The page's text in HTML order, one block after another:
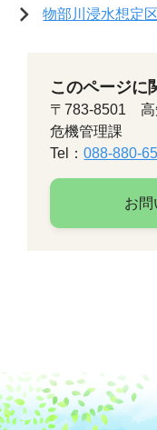
物部川浸水想定
このページに
〒783-8501 高
危機管理課
Tel：088-880-
お問